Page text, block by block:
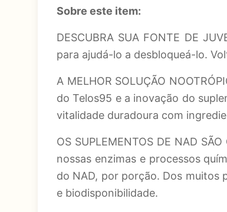
Sobre este item:
DESCUBRA SUA FONTE DE
para ajudá-lo a desbloqueá-lo.
A MELHOR SOLUÇÃO
do Telos95 e a inovação do
vitalidade duradoura com
OS SUPLEMENTOS DE NAD
nossas enzimas e processos
do NAD, por porção. Dos muitos
e biodisponibilidade.